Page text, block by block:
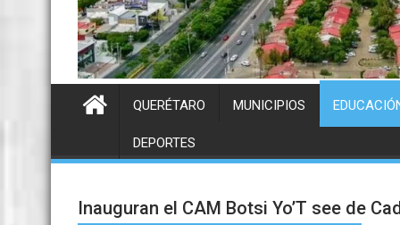
QUERÉTARO MUNICIPIOS
DEPORTES
Inauguran el CAM Botsi Yo’T see de